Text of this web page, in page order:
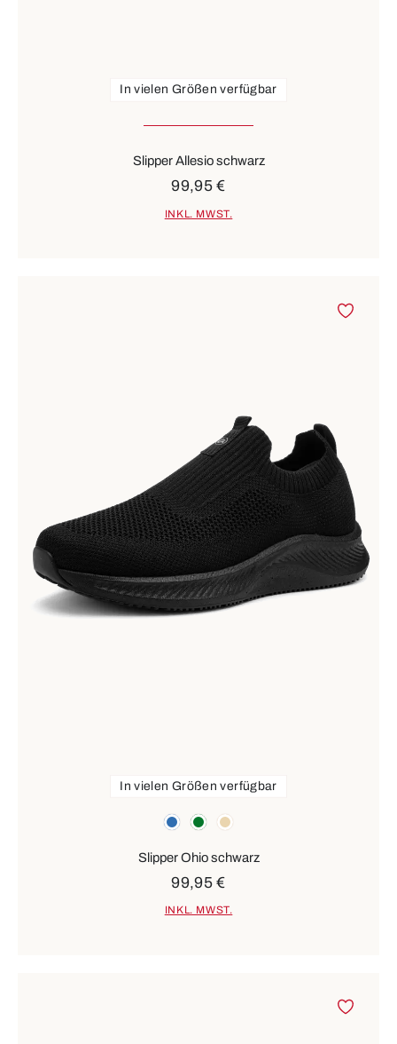
In vielen Größen verfügbar
Slipper Allesio schwarz
99,95 €
INKL. MWST.
blau grün beige
In vielen Größen verfügbar
Slipper Ohio schwarz
99,95 €
INKL. MWST.